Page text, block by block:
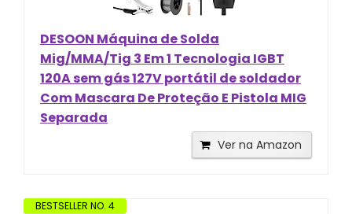
DESOON Máquina de Solda
Mig/MMA/Tig 3 Em 1 Tecnologia IGBT
120A sem gás 127V portátil de soldador
Com Mascara De Proteção E Pistola MIG
Separada
Ver na Amazon
BESTSELLER NO. 4